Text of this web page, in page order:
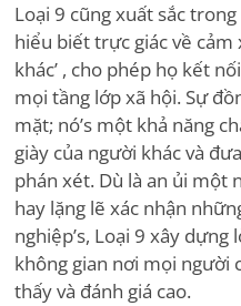
Loại 9 cũng xuất sắc
hiểu biết trực giác về
khác’ , cho phép họ kết
mọi tầng lớp xã hội. Sự
mặt; nó’s một khả năng
giày của người khác và
phán xét. Dù là an ủi một
hay lặng lẽ xác nhận
nghiệp’s, Loại 9 xây dựng
không gian nơi mọi người
thấy và đánh giá cao.